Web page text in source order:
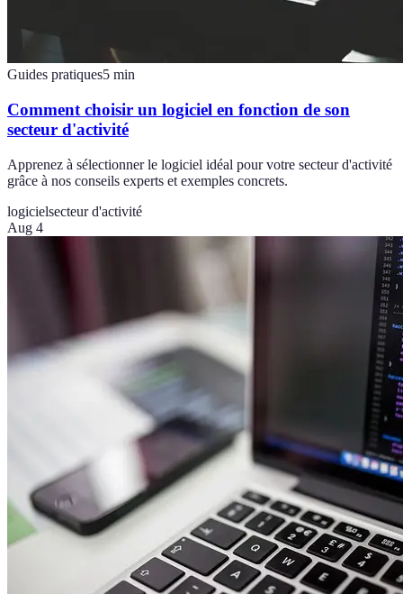
Guides pratiques5 min
Comment choisir un logiciel en fonction de son
secteur d'activité
Apprenez à sélectionner le logiciel idéal pour votre secteur d'activité
grâce à nos conseils experts et exemples concrets.
logicielsecteur d'activité
Aug 4